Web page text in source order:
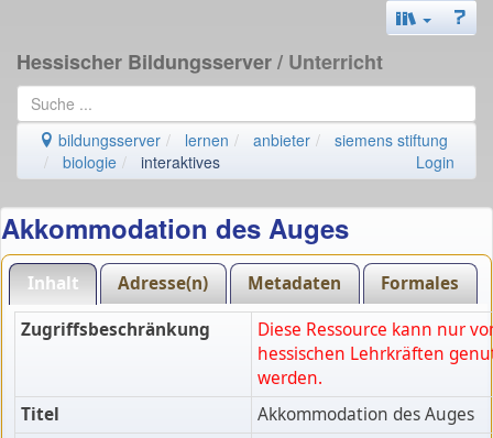
Hessischer Bildungsserver/ Unterricht
bildungsserver lernen anbieter
siemens stiftung
biologie
interaktives Login
Akkommodation des Auges
Inhalt Adresse(n) Metadaten Formales
Zugriffsbeschränkung
Diese Ressource kann nur
hessischen Lehrkräften
werden.
Titel
Akkommodation des Auges